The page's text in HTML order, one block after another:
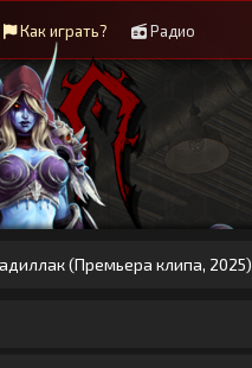
Как играть? Радио
(Премьера клипа, 2025)